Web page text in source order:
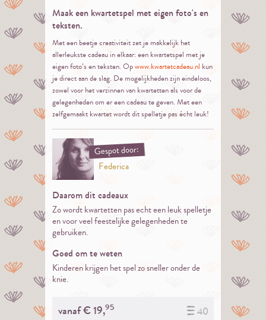
Maak een kwartetspel met eigen foto's en
teksten.
Met een beetje creativiteit zet je makkelijk het
allerleukste cadeau in elkaar: een kwartetspel met je
eigen foto’s en teksten. Opwww.kwartetcadeau.nl kun
je direct aan de slag. De mogelijkheden zijn eindeloos,
zowel voor het verzinnen van kwartetten als voor de
gelegenheden om er een cadeau te geven. Met een
zelfgemaakt kwartet wordt dit spelletje pas écht leuk!
Gespot door:
Federica
Daarom dit cadeaux
Zo wordt kwartetten pas echt een leuk spelletje
en voor veel feestelijke gelegenheden te
gebruiken.
Goed om te weten
Kinderen krijgen het spel zo sneller onder de
knie.
40
vanaf €19,95